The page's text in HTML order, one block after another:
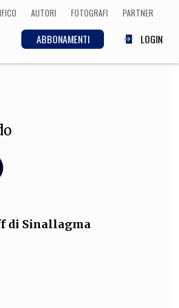
AUTORI FOTOGRAFI PARTNER
ABBONAMENTI LOGIN
di Sinallagma